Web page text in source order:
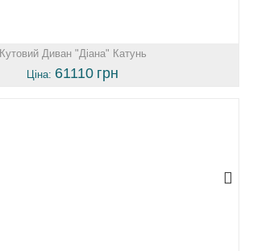
Кутовий Диван "Діана" Катунь
Ціна: 61110 грн